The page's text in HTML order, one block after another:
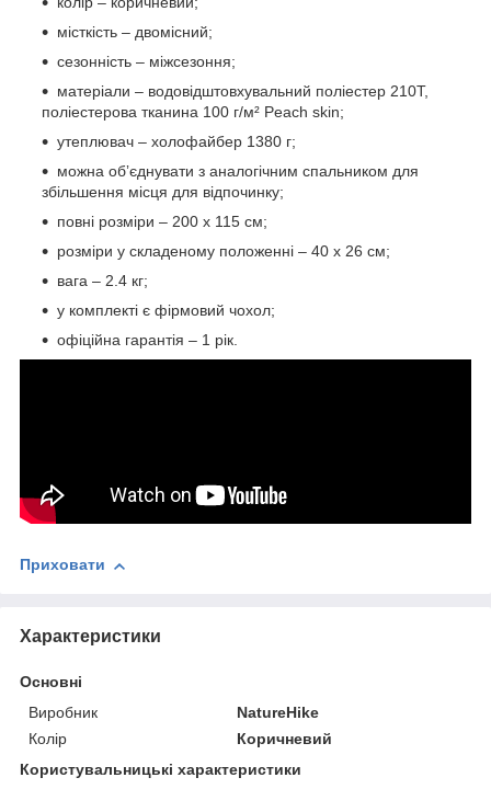
місткість – двомісний;
сезонність – міжсезоння;
матеріали – водовідштовхувальний поліестер 210T,
поліестерова тканина 100 г/м² Peach skin;
утеплювач – холофайбер 1380 г;
можна обʼєднувати з аналогічним спальником для
збільшення місця для відпочинку;
повні розміри – 200 х 115 см;
розміри у складеному положенні – 40 х 26 см;
вага – 2.4 кг;
у комплекті є фірмовий чохол;
офіційна гарантія – 1 рік.
Приховати
Характеристики
Основні
Виробник
NatureHike
Колір
Коричневий
Користувальницькі характеристики